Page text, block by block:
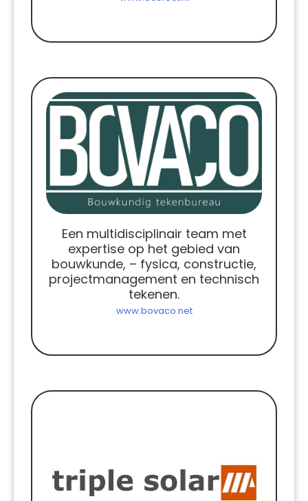
Een multidisciplinair team met
expertise op het gebied van
bouwkunde, – fysica, constructie,
projectmanagement en technisch
tekenen.
www.bovaco.net